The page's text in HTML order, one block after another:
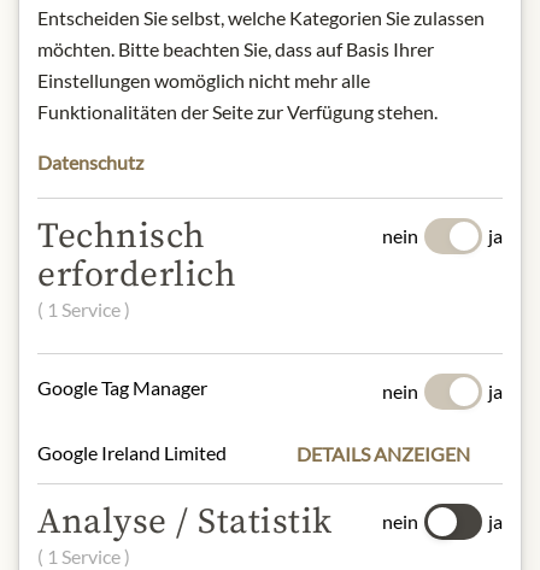
Produktbezeichnung: Eierlikör
Herkunft: Italien
Alkoholgehalt: 17%
Kontakt: Poli Distillerie SRL, Via
Veneto, Italien
* Wir bitten um Verständnis, dass das
Produktdesign von der Abbildung
abweichen kann.
Eier und daraus gewonnene
Milcherzeugnisse
Entscheiden Sie selbst, welche Kategorien Sie zulassen
möchten. Bitte beachten Sie, dass auf Basis Ihrer
Einstellungen womöglich nicht mehr alle
Funktionalitäten der Seite zur Verfügung stehen.
Datenschutz
Technisch
erforderlich
( 1 Service )
nein ja
Google Tag Manager nein ja
Google Ireland Limited DETAILS ANZEIGEN
Analyse / Statistik
( 1 Service )
nein ja